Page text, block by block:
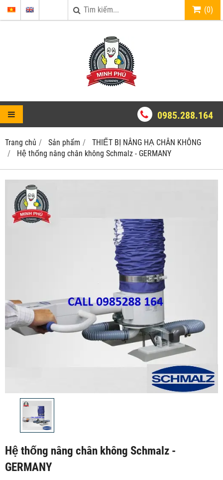
(0)
0985.288.164
Trang chủ Sản phẩm
THIẾT BỊ NÂNG HẠ CHÂN KHÔNG
Hệ thống nâng chân không Schmalz - GERMANY
Hệ thống nâng chân không Schmalz -
GERMANY